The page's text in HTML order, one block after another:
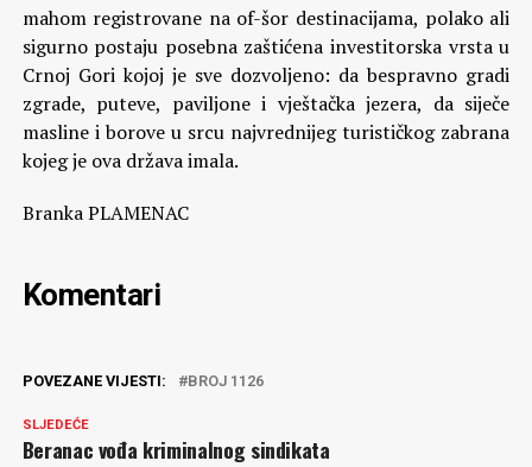
mahom registrovane na of-šor destinacijama, polako ali
sigurno postaju posebna zaštićena investitorska vrsta u
Crnoj Gori kojoj je sve dozvoljeno: da bespravno gradi
zgrade, puteve, paviljone i vještačka jezera, da siječe
masline i borove u srcu najvrednijeg turističkog zabrana
kojeg je ova država imala.
Branka PLAMENAC
Komentari
POVEZANE VIJESTI: BROJ 1126
SLJEDEĆE
Beranac vođa kriminalnog sindikata